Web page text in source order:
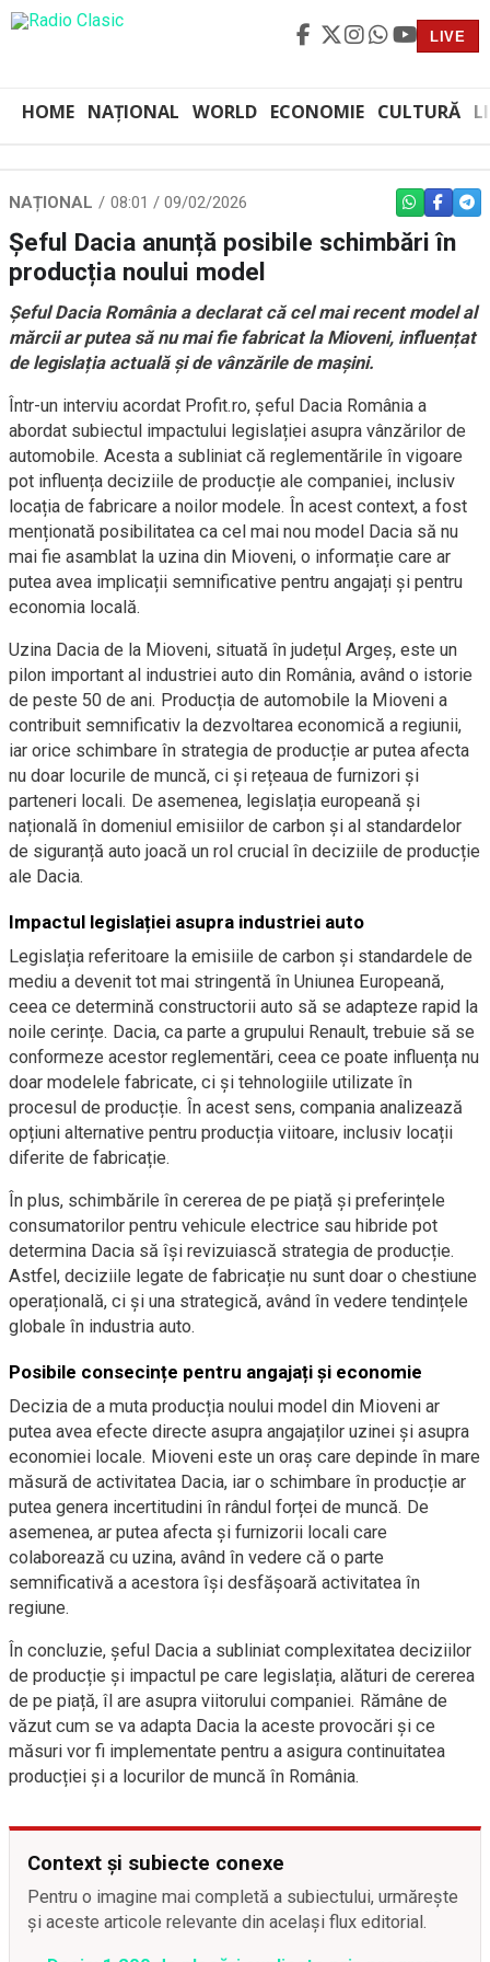
LIVE
HOME NAȚIONAL WORLD ECONOMIE CULTURĂ
NAȚIONAL 08:01 / 09/02/2026 WHATSAPP
Șeful Dacia anunță posibile schimbări în
producția noului model
Șeful Dacia România a declarat că cel mai recent model al
mărcii ar putea să nu mai fie fabricat la Mioveni, influențat
de legislația actuală și de vânzările de mașini.
Într-un interviu acordat Profit.ro, șeful Dacia România a
abordat subiectul impactului legislației asupra vânzărilor de
automobile. Acesta a subliniat că reglementările în vigoare
pot influența deciziile de producție ale companiei, inclusiv
locația de fabricare a noilor modele. În acest context, a fost
menționată posibilitatea ca cel mai nou model Dacia să nu
mai fie asamblat la uzina din Mioveni, o informație care ar
putea avea implicații semnificative pentru angajați și pentru
economia locală.
Uzina Dacia de la Mioveni, situată în județul Argeș, este un
pilon important al industriei auto din România, având o istorie
de peste 50 de ani. Producția de automobile la Mioveni a
contribuit semnificativ la dezvoltarea economică a regiunii,
iar orice schimbare în strategia de producție ar putea afecta
nu doar locurile de muncă, ci și rețeaua de furnizori și
parteneri locali. De asemenea, legislația europeană și
națională în domeniul emisiilor de carbon și al standardelor
de siguranță auto joacă un rol crucial în deciziile de producție
ale Dacia.
Impactul legislației asupra industriei auto
Legislația referitoare la emisiile de carbon și standardele de
mediu a devenit tot mai stringentă în Uniunea Europeană,
ceea ce determină constructorii auto să se adapteze rapid la
noile cerințe. Dacia, ca parte a grupului Renault, trebuie să se
conformeze acestor reglementări, ceea ce poate influența nu
doar modelele fabricate, ci și tehnologiile utilizate în
procesul de producție. În acest sens, compania analizează
opțiuni alternative pentru producția viitoare, inclusiv locații
diferite de fabricație.
În plus, schimbările în cererea de pe piață și preferințele
consumatorilor pentru vehicule electrice sau hibride pot
determina Dacia să își revizuiască strategia de producție.
Astfel, deciziile legate de fabricație nu sunt doar o chestiune
operațională, ci și una strategică, având în vedere tendințele
globale în industria auto.
Posibile consecințe pentru angajați și economie
Decizia de a muta producția noului model din Mioveni ar
putea avea efecte directe asupra angajaților uzinei și asupra
economiei locale. Mioveni este un oraș care depinde în mare
măsură de activitatea Dacia, iar o schimbare în producție ar
putea genera incertitudini în rândul forței de muncă. De
asemenea, ar putea afecta și furnizorii locali care
colaborează cu uzina, având în vedere că o parte
semnificativă a acestora își desfășoară activitatea în
regiune.
În concluzie, șeful Dacia a subliniat complexitatea deciziilor
de producție și impactul pe care legislația, alături de cererea
de pe piață, îl are asupra viitorului companiei. Rămâne de
văzut cum se va adapta Dacia la aceste provocări și ce
măsuri vor fi implementate pentru a asigura continuitatea
producției și a locurilor de muncă în România.
Context și subiecte conexe
Pentru o imagine mai completă a subiectului, urmărește
și aceste articole relevante din același flux editorial.